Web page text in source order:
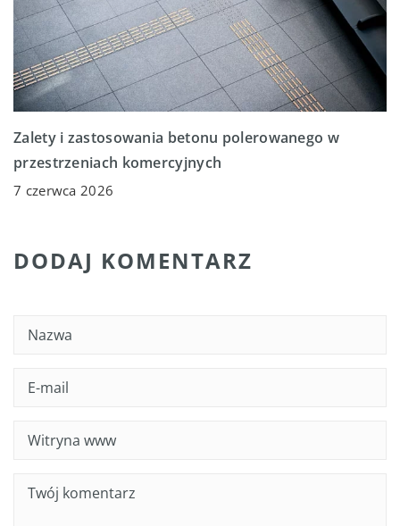
Zalety i zastosowania betonu polerowanego w
przestrzeniach komercyjnych
7 czerwca 2026
DODAJ KOMENTARZ